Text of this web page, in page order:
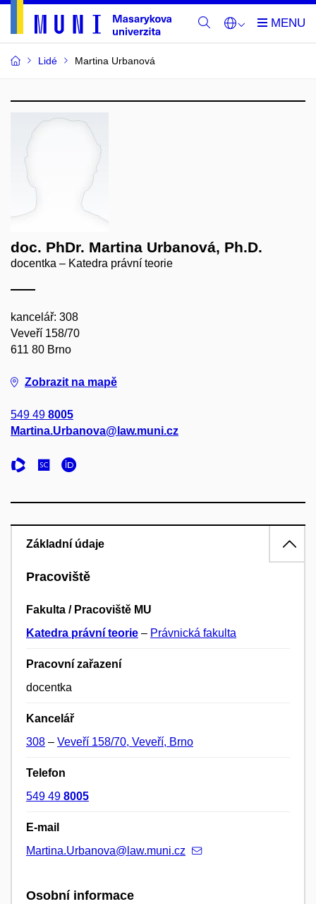
Lidé Martina Urbanová
doc. PhDr. Martina Urbanová, Ph.D.
docentka – Katedra právní teorie
kancelář: 308
Veveří 158/70
611 80 Brno
Zobrazit na mapě
549 49 8005
Martina.Urbanova@law.muni.cz
Základní údaje
Pracoviště
Fakulta / Pracoviště MU
Katedra právní teorie – Právnická fakulta
Pracovní zařazení
docentka
Kancelář
308 – Veveří 158/70, Veveří, Brno
Telefon
549 49 8005
E-mail
Martina.Urbanova@law.muni.cz
Osobní informace